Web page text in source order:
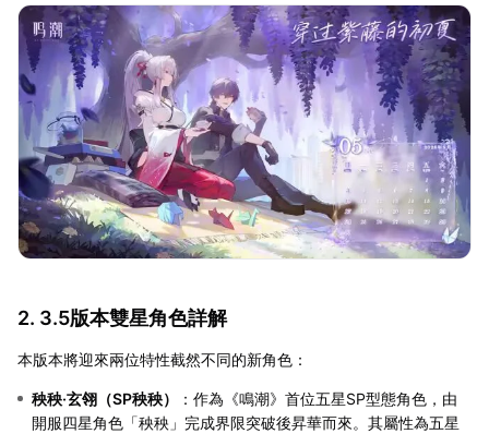
2. 3.5版本雙星角色詳解
本版本將迎來兩位特性截然不同的新角色：
秧秧·玄翎（SP秧秧）
：作為《鳴潮》首位五星SP型態角色，由
開服四星角色「秧秧」完成界限突破後昇華而來。其屬性為五星